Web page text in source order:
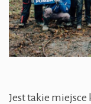
Jest takie miejsce